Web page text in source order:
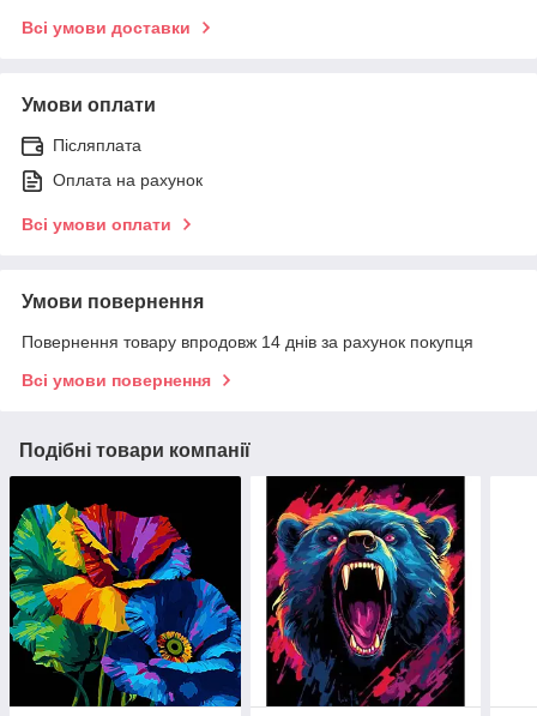
Всі умови доставки
Умови оплати
Післяплата
Оплата на рахунок
Всі умови оплати
Умови повернення
Повернення товару впродовж 14 днів за рахунок покупця
Всі умови повернення
Подібні товари компанії